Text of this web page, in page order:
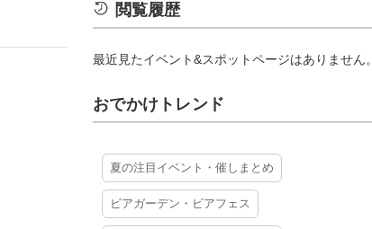
閲覧履歴
最近見たイベント&スポットページはありません。
おでかけトレンド
夏の注目イベント・催しまとめ
ビアガーデン・ビアフェス